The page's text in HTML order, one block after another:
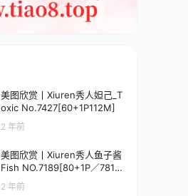
美图欣赏丨Xiuren秀人妲己_T
oxic No.7427[60+1P112M]
2 年前
美图欣赏丨Xiuren秀人鱼子酱
Fish NO.7189[80+1P／781M
2 年前